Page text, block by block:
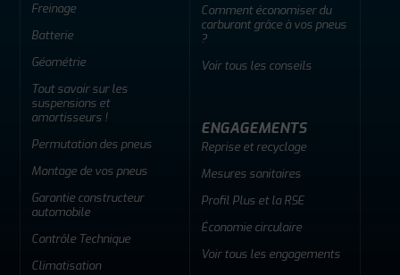
Freinage
Batterie
Géométrie
Tout savoir sur les
suspensions et
amortisseurs !
Permutation des pneus
Montage de vos pneus
Garantie constructeur
automobile
Contrôle Technique
Climatisation
Comment économiser du
carburant grâce à vos pneus
?
Voir tous les conseils
ENGAGEMENTS
Reprise et recyclage
Mesures sanitaires
Profil Plus et la RSE
Économie circulaire
Voir tous les engagements